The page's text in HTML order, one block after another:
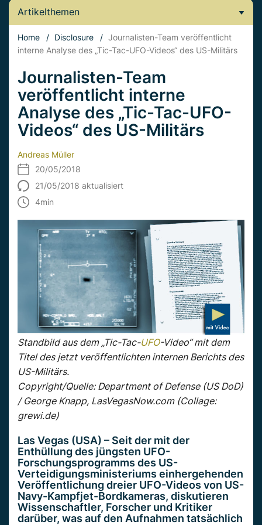
Artikelthemen
Home / Disclosure / Journalisten-Team veröffentlicht
interne Analyse des „Tic-Tac-UFO-Videos“ des US-Militärs
Journalisten-Team
veröffentlicht interne
Analyse des „Tic-Tac-UFO-
Videos“ des US-Militärs
Andreas Müller
20/05/2018
21/05/2018 aktualisiert
4min
Standbild aus dem „Tic-Tac-UFO-Video“ mit dem
Titel des jetzt veröffentlichten internen Berichts des
US-Militärs.
Copyright/Quelle: Department of Defense (US DoD)
/ George Knapp, LasVegasNow.com (Collage:
grewi.de)
Las Vegas (USA) – Seit der mit der
Enthüllung des jüngsten UFO-
Forschungsprogramms des US-
Verteidigungsministeriums einhergehenden
Veröffentlichung dreier UFO-Videos von US-
Navy-Kampfjet-Bordkameras, diskutieren
Wissenschaftler, Forscher und Kritiker
darüber, was auf den Aufnahmen tatsächlich